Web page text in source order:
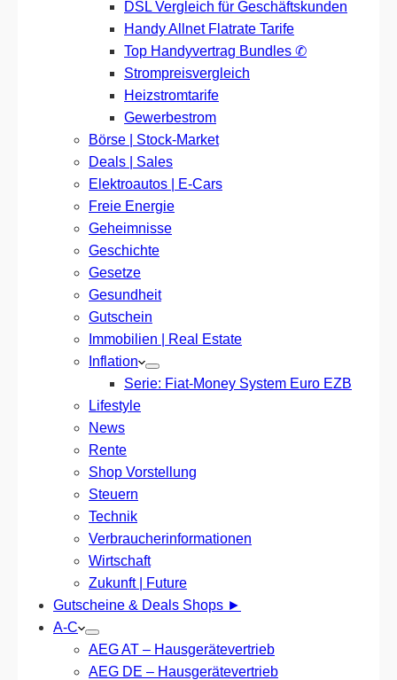
DSL Vergleich für Geschäftskunden
Handy Allnet Flatrate Tarife
Top Handyvertrag Bundles ✆
Strompreisvergleich
Heizstromtarife
Gewerbestrom
Börse | Stock-Market
Deals | Sales
Elektroautos | E-Cars
Freie Energie
Geheimnisse
Geschichte
Gesetze
Gesundheit
Gutschein
Immobilien | Real Estate
Inflation
Serie: Fiat-Money System Euro EZB
Lifestyle
News
Rente
Shop Vorstellung
Steuern
Technik
Verbraucherinformationen
Wirtschaft
Zukunft | Future
Gutscheine & Deals Shops ►
A-C
AEG AT – Hausgerätevertrieb
AEG DE – Hausgerätevertrieb